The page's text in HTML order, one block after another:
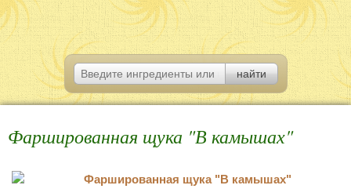
Фаршированная щука "В камышах"